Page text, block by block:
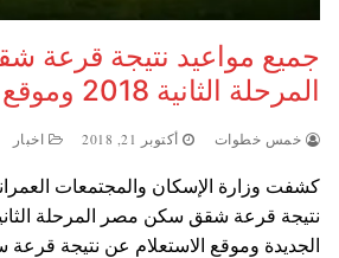
جميع مواعيد نتيجة
المرحلة الثانية 2018 وموقع الاستعلام
خمس خطوات أكتوبر 21, 2018 اخبار
كشفت وزارة الإسكان والمجتمعات
الجديدة وموقع الاستعلام عن نتيجة